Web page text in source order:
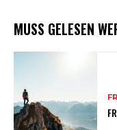
MUSS GELESEN